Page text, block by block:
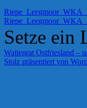
Setze ein
Wattenrat Ostfriesland –
Stolz präsentiert von